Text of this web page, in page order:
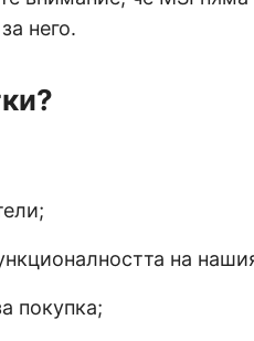
него.
на
покупка;